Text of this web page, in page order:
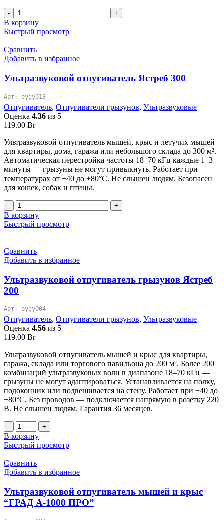
Количество
товара
Отпугиватель
кроликов,
змей,
ЭкоСнайпер
LS-
В корзину
Быстрый просмотр
Сравнить
Добавить в избранное
Ультразвуковой отпугиватель Ястреб 300
Арт: oygy013
Отпугиватель, Отпугиватели грызунов, Ультразвуковые
Оценка 4.36 из 5
119.00 Br
Ультразвуковой отпугиватель мышей, крыс и летучих мышей
для квартиры, дома, гаража или небольшого склада до 300 м².
Автоматическая перестройка частоты 18–70 кГц каждые 1–3
минуты — грызуны не могут привыкнуть. Работает при
температурах от −40 до +80°C. Не слышен людям. Безопасен
для кошек, собак и птицы.
Количество
товара
Ультразвуковой
отпугиватель
300
В корзину
Быстрый просмотр
Сравнить
Добавить в избранное
Ультразвуковой отпугиватель грызунов Ястреб
200
Арт: oygy004
Отпугиватель, Отпугиватели грызунов, Ультразвуковые
Оценка 4.56 из 5
119.00 Br
Ультразвуковой отпугиватель мышей и крыс для квартиры,
гаража, склада или торгового павильона до 200 м². Более 200
комбинаций ультразвуковых волн в диапазоне 18–70 кГц —
грызуны не могут адаптироваться. Устанавливается на полку,
подоконник или подвешивается на стену. Работает при −40 до
+80°C. Без проводов — подключается напрямую в розетку 220
В. Не слышен людям. Гарантия 36 месяцев.
Количество
товара
Ультразвуковой
отпугиватель
грызунов
Ястреб
В корзину
Быстрый просмотр
Сравнить
Добавить в избранное
Ультразвуковой отпугиватель мышей и крыс
“ГРАД А-1000 ПРО”